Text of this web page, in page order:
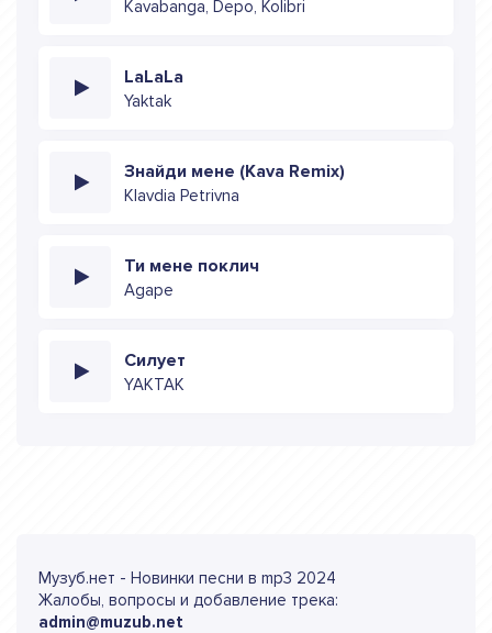
Kavabanga, Depo, Kolibri
LaLaLa
Yaktak
Знайди мене (Kava Remix)
Klavdia Petrivna
Ти мене поклич
Agape
Силует
YAKTAK
Музуб.нет - Новинки песни в mp3 2024
Жалобы, вопросы и добавление трека:
admin@muzub.net